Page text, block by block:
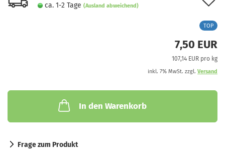
ca. 1-2 Tage (Ausland abweichend)
TOP
7,50 EUR
107,14 EUR pro kg
inkl. 7% MwSt. zzgl. Versand
In den Warenkorb
Frage zum Produkt